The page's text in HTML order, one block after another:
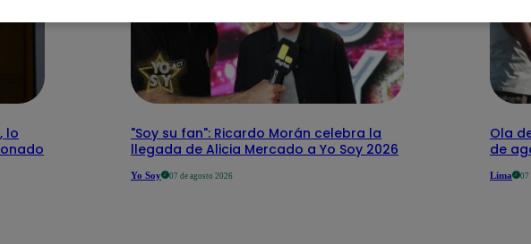
lo
"Soy su fan": Ricardo Morán celebra la
llegada de Alicia Mercado a Yo Soy 2026
Yo Soy 07 de agosto 2026
Ola
de
Lima 07